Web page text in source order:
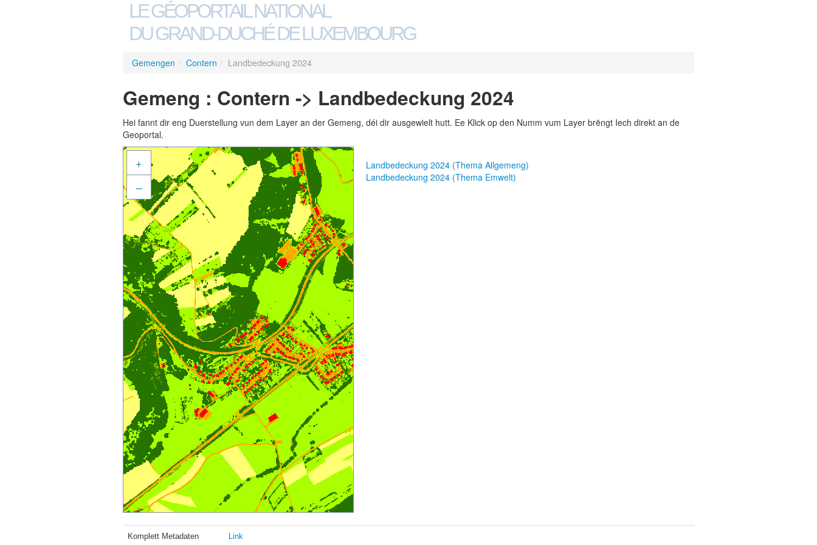
LE GÉOPORTAIL NATIONAL
DU GRAND-DUCHÉ DE LUXEMBOURG
Gemengen / Contern / Landbedeckung 2024
Gemeng : Contern -> Landbedeckung 2024
Hei fannt dir eng Duerstellung vun dem Layer an der Gemeng, déi dir ausgewielt hutt. Ee Klick op den Numm vum Layer brëngt Iech direkt an de
Geoportal.
+
–
Landbedeckung 2024 (Thema Allgemeng)
Landbedeckung 2024 (Thema Emwelt)
Komplett Metadaten Link